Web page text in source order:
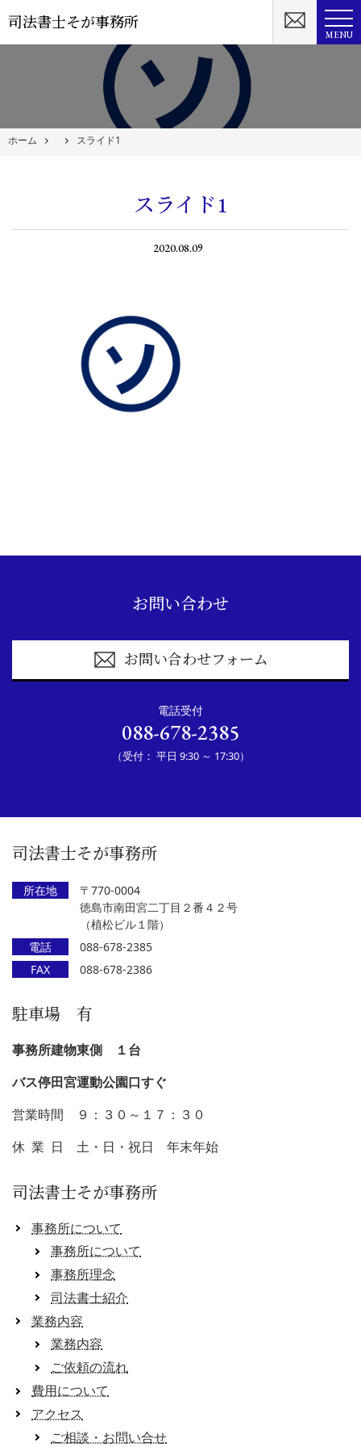
司法書士そが事務所
MENU
ホーム スライド1
スライド1
2020.08.09
お問い合わせ
お問い合わせフォーム
電話受付
088-678-2385
（受付： 平日 9:30 ～ 17:30）
司法書士そが事務所
所在地
〒770-0004
徳島市南田宮二丁目２番４２号
（植松ビル１階）
電話
088-678-2385
FAX
088-678-2386
駐車場 有
事務所建物東側 １台
バス停田宮運動公園口すぐ
営業時間 ９：３０～１７：３０
休 業 日 土・日・祝日 年末年始
司法書士そが事務所
事務所について
事務所について
事務所理念
司法書士紹介
業務内容
業務内容
ご依頼の流れ
費用について
アクセス
ご相談・お問い合せ